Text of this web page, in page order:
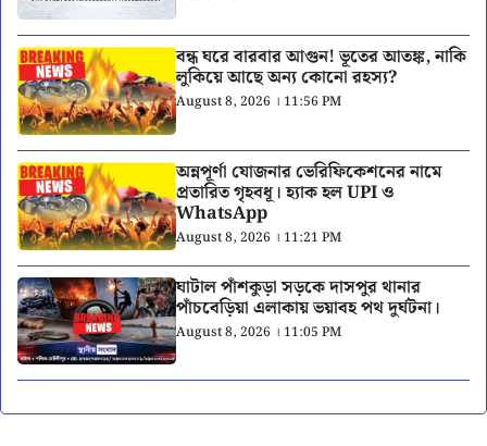
বন্ধ ঘরে বারবার আগুন! ভূতের আতঙ্ক, নাকি
লুকিয়ে আছে অন্য কোনো রহস্য?
August 8, 2026 । 11:56 PM
অন্নপূর্ণা যোজনার ভেরিফিকেশনের নামে
প্রতারিত গৃহবধূ। হ্যাক হল UPI ও
WhatsApp
August 8, 2026 । 11:21 PM
ঘাটাল পাঁশকুড়া সড়কে দাসপুর থানার
পাঁচবেড়িয়া এলাকায় ভয়াবহ পথ দুর্ঘটনা।
August 8, 2026 । 11:05 PM